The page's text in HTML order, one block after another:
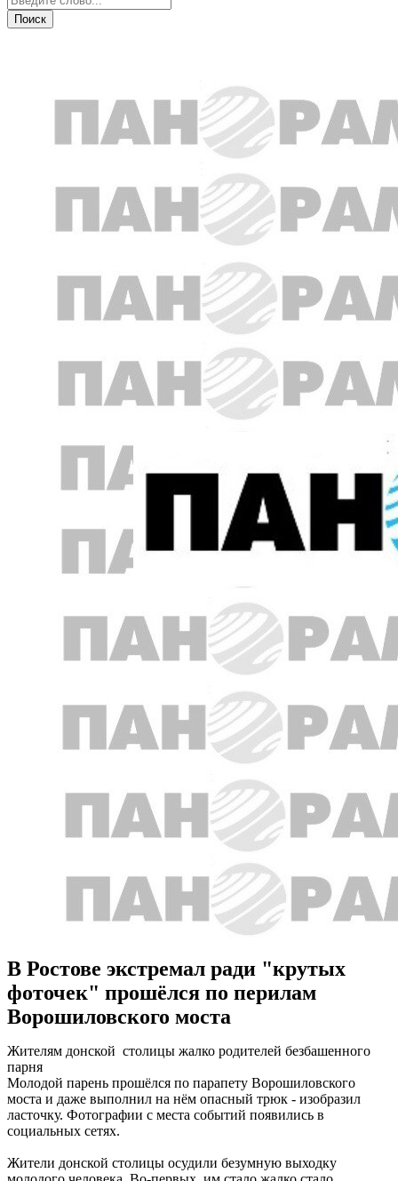
В Ростове экстремал ради "крутых
фоточек" прошёлся по перилам
Ворошиловского моста
Жителям донской столицы жалко родителей безбашенного
парня
Молодой парень прошёлся по парапету Ворошиловского
моста и даже выполнил на нём опасный трюк - изобразил
ласточку. Фотографии с места событий появились в
социальных сетях.
Жители донской столицы осудили безумную выходку